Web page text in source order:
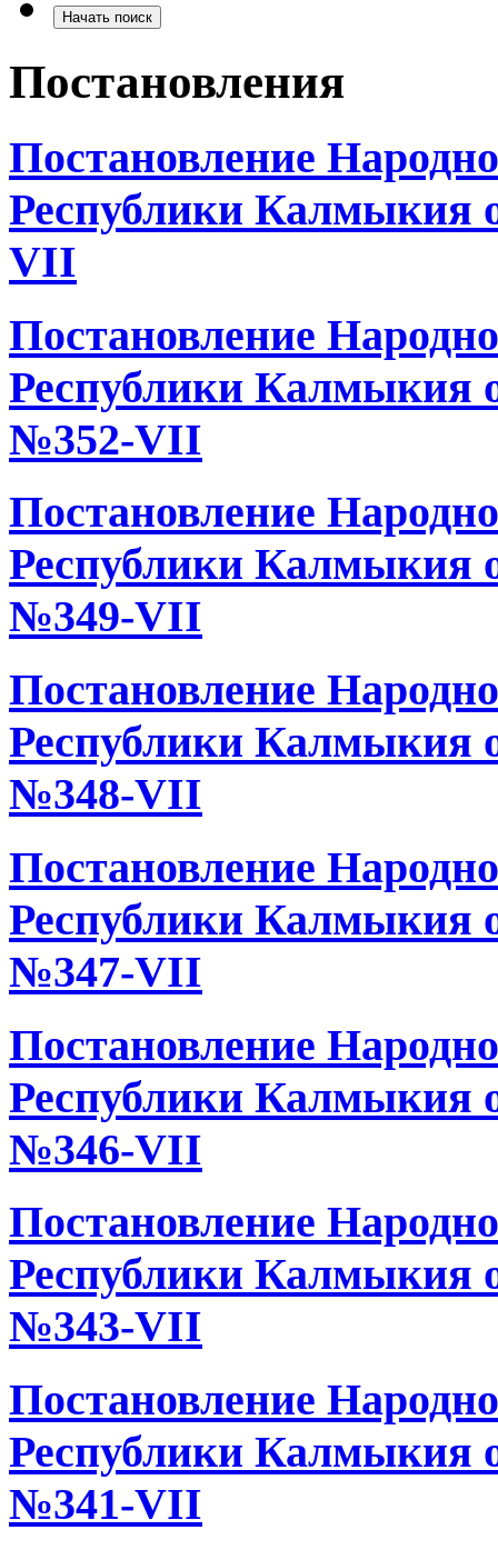
Постановления
Постановление
Республики Калмыкия
VII
Постановление
Республики Калмыкия
№352-VII
Постановление
Республики Калмыкия
№349-VII
Постановление
Республики Калмыкия
№348-VII
Постановление
Республики Калмыкия
№347-VII
Постановление
Республики Калмыкия
№346-VII
Постановление
Республики Калмыкия
№343-VII
Постановление
Республики Калмыкия
№341-VII